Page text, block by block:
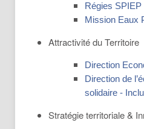
Régies SPIEP
Mission Eaux
Attractivité du Territoire
Direction
Direction de
solidaire -
Stratégie territoriale &